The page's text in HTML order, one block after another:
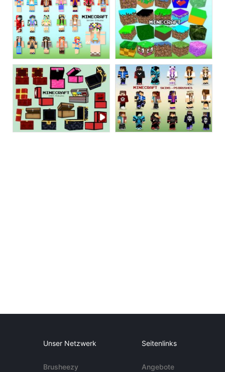
Unser Netzwerk
Brusheezy
Seitenlinks
Angebote